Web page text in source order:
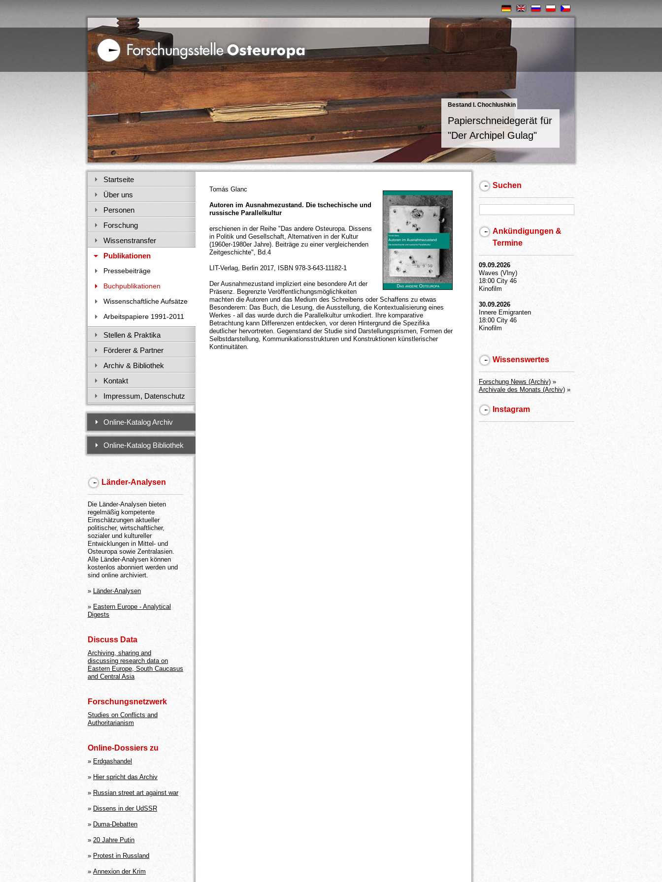
Bestand I. Chochlushkin
Papierschneidegerät für
"Der Archipel Gulag"
Suchen
Ankündigungen &
Termine
09.09.2026
Waves (Vlny)
18:00 City 46
Kinofilm
30.09.2026
Innere Emigranten
18:00 City 46
Kinofilm
Wissenswertes
Forschung News (Archiv) »
Archivale des Monats (Archiv) »
Instagram
Tomás Glanc
Autoren im Ausnahmezustand. Die tschechische und
russische Parallelkultur
erschienen in der Reihe "Das andere Osteuropa. Dissens
in Politik und Gesellschaft, Alternativen in der Kultur
(1960er-1980er Jahre). Beiträge zu einer vergleichenden
Zeitgeschichte", Bd.4
LIT-Verlag, Berlin 2017, ISBN 978-3-643-11182-1
Der Ausnahmezustand impliziert eine besondere Art der
Präsenz. Begrenzte Veröffentlichungsmöglichkeiten
machten die Autoren und das Medium des Schreibens oder Schaffens zu etwas
Besonderem: Das Buch, die Lesung, die Ausstellung, die Kontextualisierung eines
Werkes - all das wurde durch die Parallelkultur umkodiert. Ihre komparative
Betrachtung kann Differenzen entdecken, vor deren Hintergrund die Spezifika
deutlicher hervortreten. Gegenstand der Studie sind Darstellungsprismen, Formen der
Selbstdarstellung, Kommunikationsstrukturen und Konstruktionen künstlerischer
Kontinuitäten.
Startseite
Über uns
Personen
Forschung
Wissenstransfer
Publikationen
Pressebeiträge
Buchpublikationen
Wissenschaftliche Aufsätze
Arbeitspapiere 1991-2011
Stellen & Praktika
Förderer & Partner
Archiv & Bibliothek
Kontakt
Impressum, Datenschutz
Online-Katalog Archiv
Online-Katalog Bibliothek
Länder-Analysen
Die Länder-Analysen bieten
regelmäßig kompetente
Einschätzungen aktueller
politischer, wirtschaftlicher,
sozialer und kultureller
Entwicklungen in Mittel- und
Osteuropa sowie Zentralasien.
Alle Länder-Analysen können
kostenlos abonniert werden und
sind online archiviert.
» Länder-Analysen
» Eastern Europe - Analytical
Digests
Discuss Data
Archiving, sharing and
discussing research data on
Eastern Europe, South Caucasus
and Central Asia
Forschungsnetzwerk
Studies on Conflicts and
Authoritarianism
Online-Dossiers zu
» Erdgashandel
» Hier spricht das Archiv
» Russian street art against war
» Dissens in der UdSSR
» Duma-Debatten
» 20 Jahre Putin
» Protest in Russland
» Annexion der Krim